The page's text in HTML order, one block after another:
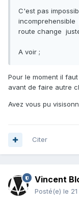
C'est pas
incomprehensible
route change
A voir ;
Pour le moment il
avant de faire autre
Avez vous pu
Citer
Vincent
Posté(e) le